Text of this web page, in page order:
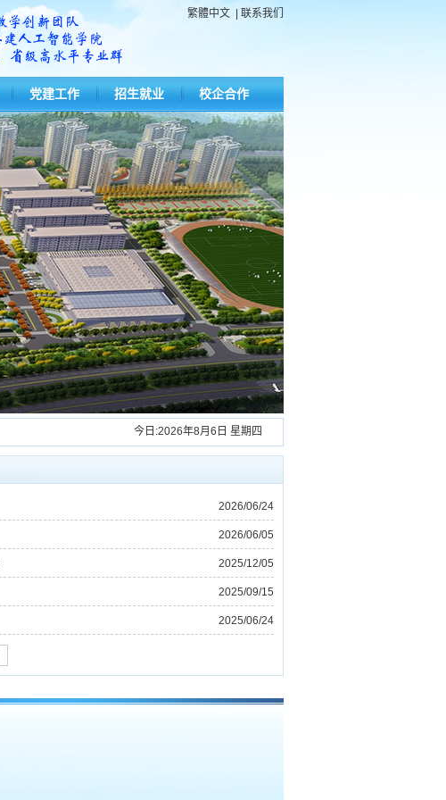
繁體中文 联系我们
党建工作 招生就业 校企合作
今日:2026年8月6日 星期四
2026/06/24
2026/06/05
2025/12/05
2025/09/15
2025/06/24